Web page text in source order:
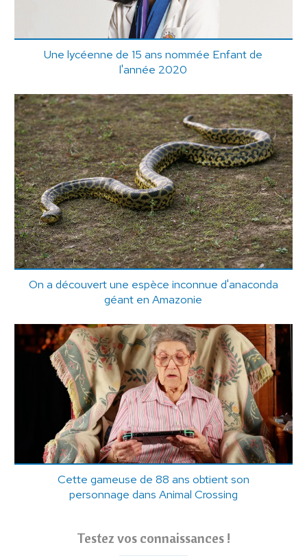
Une lycéenne de 15 ans nommée Enfant de
l'année 2020
On a découvert une espèce inconnue d'anaconda
géant en Amazonie
Cette gameuse de 88 ans obtient son
personnage dans Animal Crossing
Testez vos connaissances !